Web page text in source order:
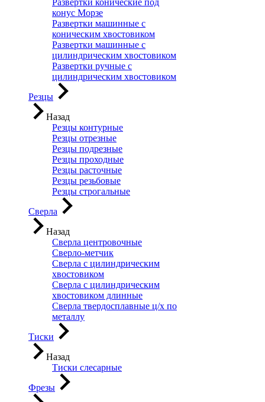
Развертки конические под
конус Морзе
Развертки машинные с
коническим хвостовиком
Развертки машинные с
цилиндрическим хвостовиком
Развертки ручные с
цилиндрическим хвостовиком
Резцы
Назад
Резцы контурные
Резцы отрезные
Резцы подрезные
Резцы проходные
Резцы расточные
Резцы резьбовые
Резцы строгальные
Сверла
Назад
Сверла центровочные
Сверло-метчик
Сверла с цилиндрическим
хвостовиком
Сверла с цилиндрическим
хвостовиком длинные
Сверла твердосплавные ц/х по
металлу
Тиски
Назад
Тиски слесарные
Фрезы